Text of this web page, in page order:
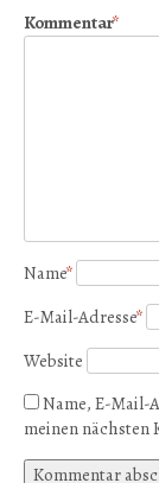
Kommentar*
Name*
E-Mail-Adresse*
Website
Name, E-Mail-
meinen nächsten